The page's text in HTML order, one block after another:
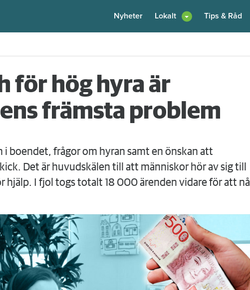
Nyheter Lokalt Tips & Råd
för hög hyra är
främsta problem
i boendet, frågor om hyran samt en önskan att
Det är huvudskälen till att människor hör av sig till
hjälp. I fjol togs totalt 18 000 ärenden vidare för att nå